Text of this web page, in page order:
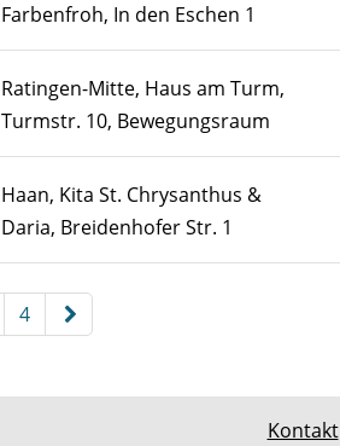
Farbenfroh, In den Eschen 1
Ratingen-Mitte, Haus am Turm,
Turmstr. 10, Bewegungsraum
Haan, Kita St. Chrysanthus &
Daria, Breidenhofer Str. 1
4
Kontakt